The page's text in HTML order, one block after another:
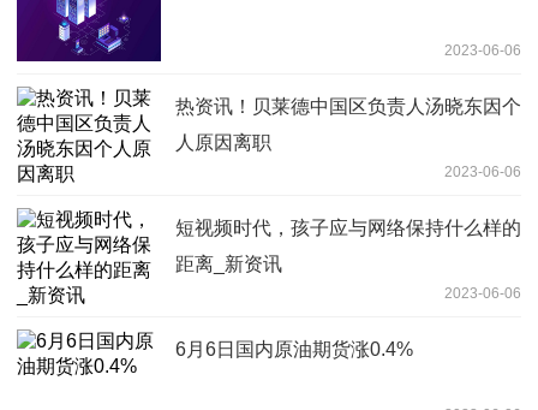
2023-06-06
热资讯！贝莱德中国区负责人汤晓东因个
人原因离职
2023-06-06
短视频时代，孩子应与网络保持什么样的
距离_新资讯
2023-06-06
6月6日国内原油期货涨0.4%